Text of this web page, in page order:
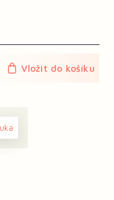
Vložit do košíku